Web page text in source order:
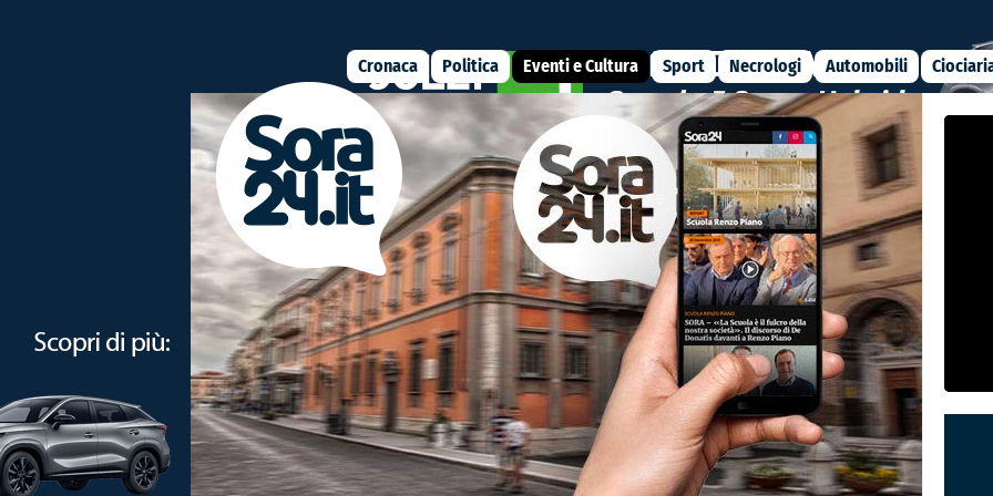
Cronaca Politica Eventi e Cultura Sport Necrologi Automobili